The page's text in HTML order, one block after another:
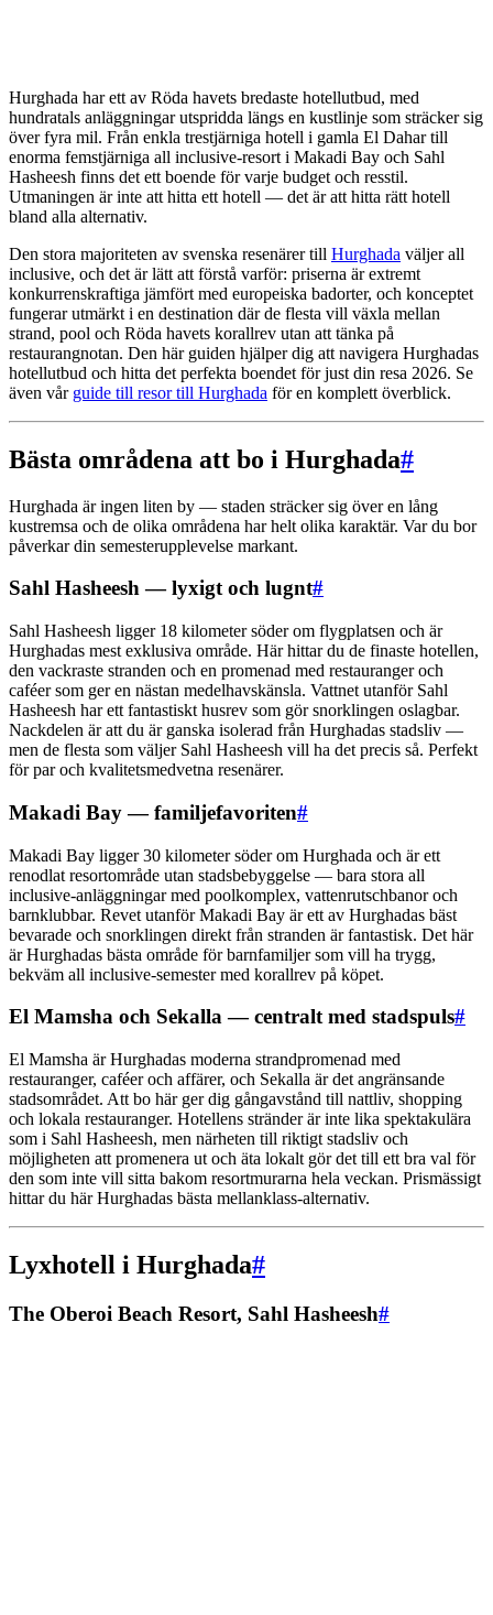
Hurghada har ett av Röda havets bredaste hotellutbud, med
hundratals anläggningar utspridda längs en kustlinje som sträcker sig
över fyra mil. Från enkla trestjärniga hotell i gamla El Dahar till
enorma femstjärniga all inclusive-resort i Makadi Bay och Sahl
Hasheesh finns det ett boende för varje budget och resstil.
Utmaningen är inte att hitta ett hotell — det är att hitta rätt hotell
bland alla alternativ.
Den stora majoriteten av svenska resenärer till Hurghada väljer all
inclusive, och det är lätt att förstå varför: priserna är extremt
konkurrenskraftiga jämfört med europeiska badorter, och konceptet
fungerar utmärkt i en destination där de flesta vill växla mellan
strand, pool och Röda havets korallrev utan att tänka på
restaurangnotan. Den här guiden hjälper dig att navigera Hurghadas
hotellutbud och hitta det perfekta boendet för just din resa 2026. Se
även vår guide till resor till Hurghada för en komplett överblick.
Bästa områdena att bo i Hurghada#
Hurghada är ingen liten by — staden sträcker sig över en lång
kustremsa och de olika områdena har helt olika karaktär. Var du bor
påverkar din semesterupplevelse markant.
Sahl Hasheesh — lyxigt och lugnt#
Sahl Hasheesh ligger 18 kilometer söder om flygplatsen och är
Hurghadas mest exklusiva område. Här hittar du de finaste hotellen,
den vackraste stranden och en promenad med restauranger och
caféer som ger en nästan medelhavskänsla. Vattnet utanför Sahl
Hasheesh har ett fantastiskt husrev som gör snorklingen oslagbar.
Nackdelen är att du är ganska isolerad från Hurghadas stadsliv —
men de flesta som väljer Sahl Hasheesh vill ha det precis så. Perfekt
för par och kvalitetsmedvetna resenärer.
Makadi Bay — familjefavoriten#
Makadi Bay ligger 30 kilometer söder om Hurghada och är ett
renodlat resortområde utan stadsbebyggelse — bara stora all
inclusive-anläggningar med poolkomplex, vattenrutschbanor och
barnklubbar. Revet utanför Makadi Bay är ett av Hurghadas bäst
bevarade och snorklingen direkt från stranden är fantastisk. Det här
är Hurghadas bästa område för barnfamiljer som vill ha trygg,
bekväm all inclusive-semester med korallrev på köpet.
El Mamsha och Sekalla — centralt med stadspuls#
El Mamsha är Hurghadas moderna strandpromenad med
restauranger, caféer och affärer, och Sekalla är det angränsande
stadsområdet. Att bo här ger dig gångavstånd till nattliv, shopping
och lokala restauranger. Hotellens stränder är inte lika spektakulära
som i Sahl Hasheesh, men närheten till riktigt stadsliv och
möjligheten att promenera ut och äta lokalt gör det till ett bra val för
den som inte vill sitta bakom resortmurarna hela veckan. Prismässigt
hittar du här Hurghadas bästa mellanklass-alternativ.
Lyxhotell i Hurghada#
The Oberoi Beach Resort, Sahl Hasheesh#